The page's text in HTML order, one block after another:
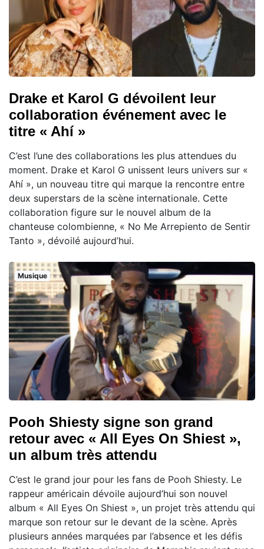
Drake et Karol G dévoilent leur
collaboration événement avec le
titre « Ahí »
C’est l’une des collaborations les plus attendues du
moment. Drake et Karol G unissent leurs univers sur «
Ahí », un nouveau titre qui marque la rencontre entre
deux superstars de la scène internationale. Cette
collaboration figure sur le nouvel album de la
chanteuse colombienne, « No Me Arrepiento de Sentir
Tanto », dévoilé aujourd’hui.
Musique
Pooh Shiesty signe son grand
retour avec « All Eyes On Shiest »,
un album très attendu
C’est le grand jour pour les fans de Pooh Shiesty. Le
rappeur américain dévoile aujourd’hui son nouvel
album « All Eyes On Shiest », un projet très attendu qui
marque son retour sur le devant de la scène. Après
plusieurs années marquées par l’absence et les défis